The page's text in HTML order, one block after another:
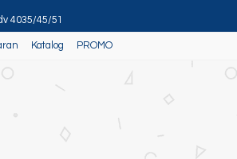
4035/45/51
Kertas
M4125idn
M8130cidn
Katalog PROMO